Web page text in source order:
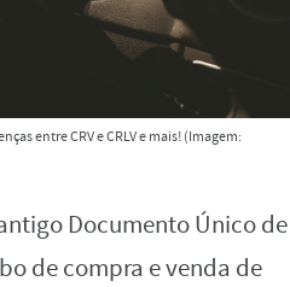
entre CRV e CRLV e mais! (Imagem:
Documento Único de
de compra e venda de